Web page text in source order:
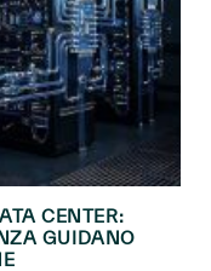
CENTER:
GUIDANO